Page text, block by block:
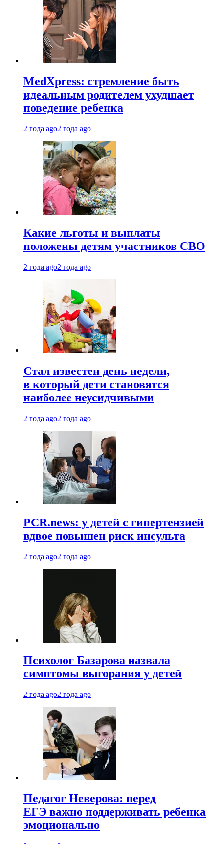
MedXpress: стремление быть
идеальным родителем ухудшает
поведение ребенка
2 года ago2 года ago
Какие льготы и выплаты
положены детям участников СВО
2 года ago2 года ago
Стал известен день недели,
в который дети становятся
наиболее неусидчивыми
2 года ago2 года ago
PCR.news: у детей с гипертензией
вдвое повышен риск инсульта
2 года ago2 года ago
Психолог Базарова назвала
симптомы выгорания у детей
2 года ago2 года ago
Педагог Неверова: перед
ЕГЭ важно поддерживать ребенка
эмоционально